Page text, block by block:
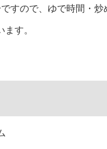
ですので、ゆで時間・炒
す。